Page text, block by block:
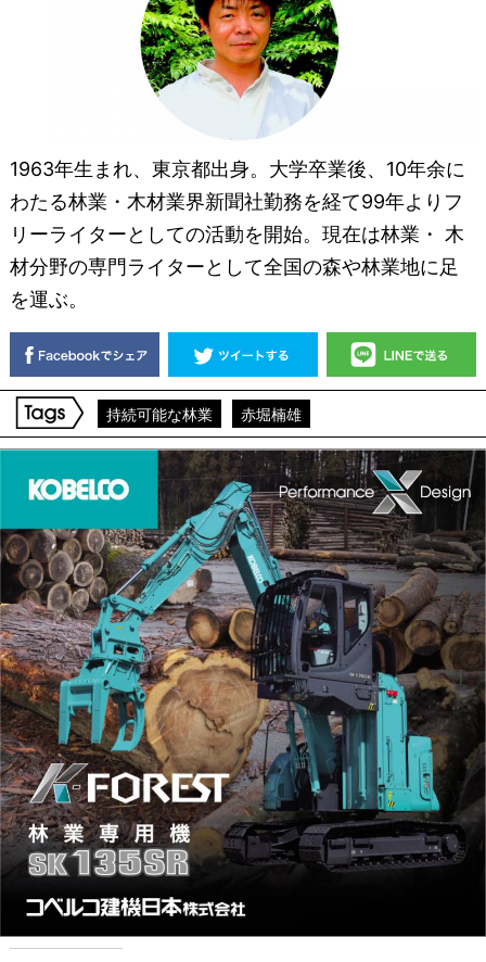
1963年生まれ、東京都出身。大学卒業後、10年余に
わたる林業・木材業界新聞社勤務を経て99年よりフ
リーライターとしての活動を開始。現在は林業・ 木
材分野の専門ライターとして全国の森や林業地に足
を運ぶ。
持続可能な林業 赤堀楠雄